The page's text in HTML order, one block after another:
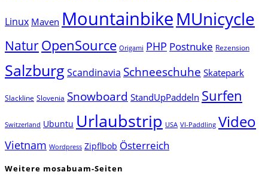
Linux Maven MountainbikeMUnicycle
NaturOpenSource Origami PHP Postnuke Rezension
SalzburgScandinavia Schneeschuhe Skatepark
Slackline Slovenia Snowboard StandUpPaddeln Surfen
Switzerland Ubuntu Urlaubstrip USA VI-Paddling Video
Vietnam Wordpress Zipflbob Österreich
Weitere mosabuam-Seiten